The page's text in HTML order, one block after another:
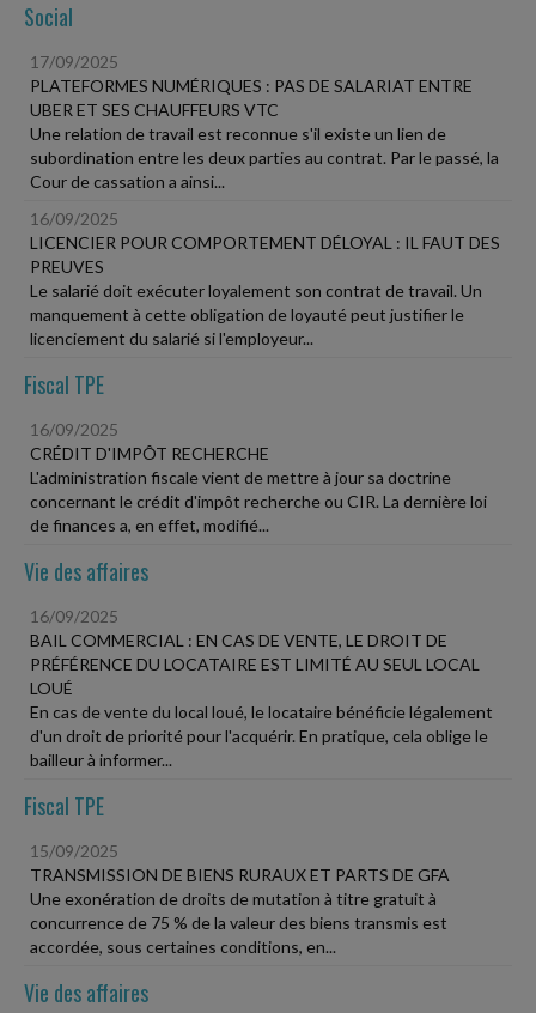
Social
17/09/2025
PLATEFORMES NUMÉRIQUES : PAS DE SALARIAT ENTRE
UBER ET SES CHAUFFEURS VTC
Une relation de travail est reconnue s'il existe un lien de
subordination entre les deux parties au contrat. Par le passé, la
Cour de cassation a ainsi...
16/09/2025
LICENCIER POUR COMPORTEMENT DÉLOYAL : IL FAUT DES
PREUVES
Le salarié doit exécuter loyalement son contrat de travail. Un
manquement à cette obligation de loyauté peut justifier le
licenciement du salarié si l'employeur...
Fiscal TPE
16/09/2025
CRÉDIT D'IMPÔT RECHERCHE
L'administration fiscale vient de mettre à jour sa doctrine
concernant le crédit d'impôt recherche ou CIR. La dernière loi
de finances a, en effet, modifié...
Vie des affaires
16/09/2025
BAIL COMMERCIAL : EN CAS DE VENTE, LE DROIT DE
PRÉFÉRENCE DU LOCATAIRE EST LIMITÉ AU SEUL LOCAL
LOUÉ
En cas de vente du local loué, le locataire bénéficie légalement
d'un droit de priorité pour l'acquérir. En pratique, cela oblige le
bailleur à informer...
Fiscal TPE
15/09/2025
TRANSMISSION DE BIENS RURAUX ET PARTS DE GFA
Une exonération de droits de mutation à titre gratuit à
concurrence de 75 % de la valeur des biens transmis est
accordée, sous certaines conditions, en...
Vie des affaires